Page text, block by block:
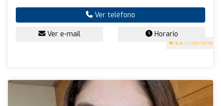
4.6 (5 opiniones)
Ver teléfono
Ver e-mail Horario